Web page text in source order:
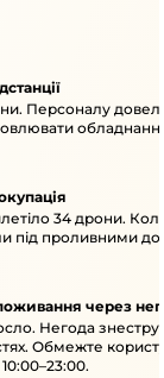
Персоналу
34 дрони.
під проливними
через
Негода
Обмежте